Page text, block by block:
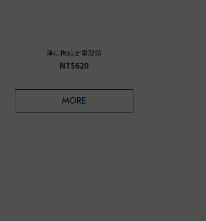
淨痘撫痕定量凝露
NT$620
MORE